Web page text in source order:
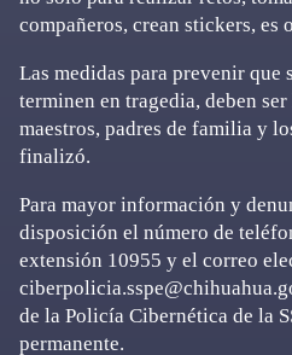
compañeros, crean stickers,
Las medidas para prevenir que
terminen en tragedia, deben
maestros, padres de familia y
finalizó.
Para mayor información y
disposición el número de
extensión 10955 y el correo
de la Policía Cibernética de la
permanente.